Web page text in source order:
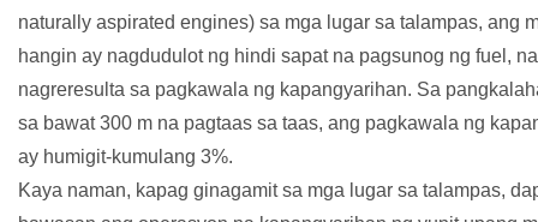
naturally aspirated engines) sa mga lugar sa talampas, ang
hangin ay nagdudulot ng hindi sapat na pagsunog ng fuel, na
nagreresulta sa pagkawala ng kapangyarihan. Sa
sa bawat 300 m na pagtaas sa taas, ang pagkawala ng
ay humigit-kumulang 3%.
Kaya naman, kapag ginagamit sa mga lugar sa talampas,